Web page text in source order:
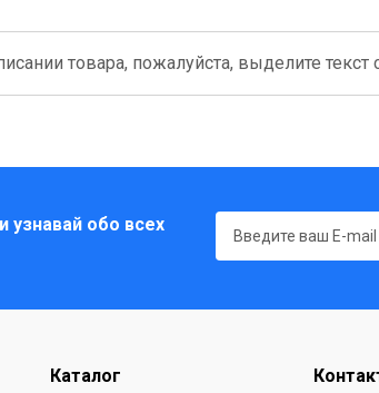
товара, пожалуйста, выделите
узнавай обо всех
Каталог